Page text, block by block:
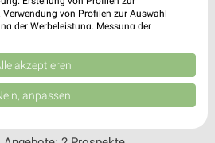
Angebote: 3 Prospekte
Idar-Oberstein
67
von Profilen zur Auswahl
der Werbeleistung. Messung der
Quellen. Entwicklung und
reduzierter Daten zur Auswahl
Union weitergegeben und in die
akzeptieren
anpassen